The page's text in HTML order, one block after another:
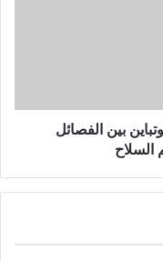
بين الفصائل
السلاح